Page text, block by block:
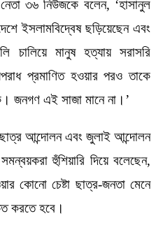
৩৬ নিউজকে বলেন, ‘হাসানুল
ইসলামবিদ্বেষ ছড়িয়েছেন এবং
চালিয়ে মানুষ হত্যায় সরাসরি
প্রমাণিত হওয়ার পরও তাকে
জনগণ এই সাজা মানে না।’
আন্দোলন এবং জুলাই আন্দোলন
হুঁশিয়ারি দিয়ে বলেছেন,
কোনো চেষ্টা ছাত্র-জনতা মেনে
করতে হবে।